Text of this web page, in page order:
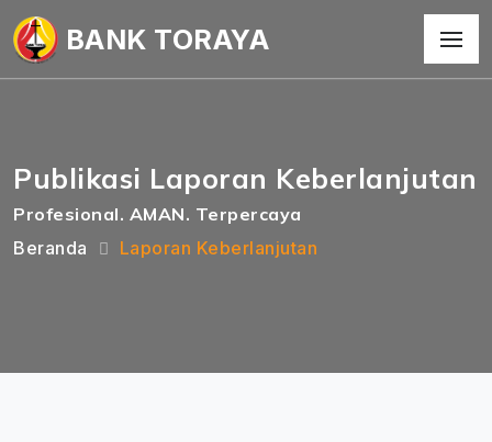
BANK TORAYA
Publikasi Laporan Keberlanjutan
Profesional. AMAN. Terpercaya
Beranda
Laporan Keberlanjutan